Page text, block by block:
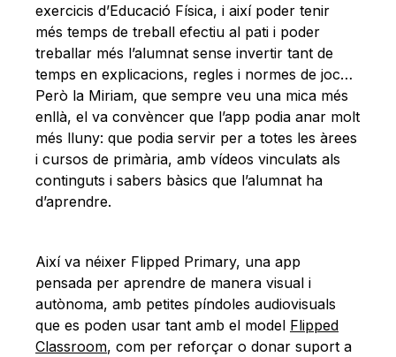
exercicis d’Educació Física, i així poder tenir
més temps de treball efectiu al pati i poder
treballar més l’alumnat sense invertir tant de
temps en explicacions, regles i normes de joc…
Però la Miriam, que sempre veu una mica més
enllà, el va convèncer que l’app podia anar molt
més lluny: que podia servir per a totes les àrees
i cursos de primària, amb vídeos vinculats als
continguts i sabers bàsics que l’alumnat ha
d’aprendre.
Així va néixer Flipped Primary, una app
pensada per aprendre de manera visual i
autònoma, amb petites píndoles audiovisuals
que es poden usar tant amb el model Flipped
Classroom, com per reforçar o donar suport a